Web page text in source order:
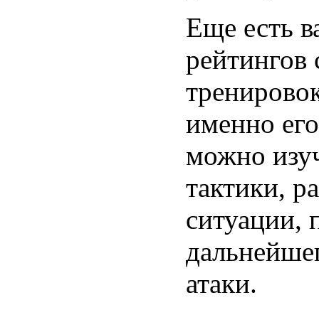
Еще есть
именно
можно
тактики,
ситуации,
атаки.